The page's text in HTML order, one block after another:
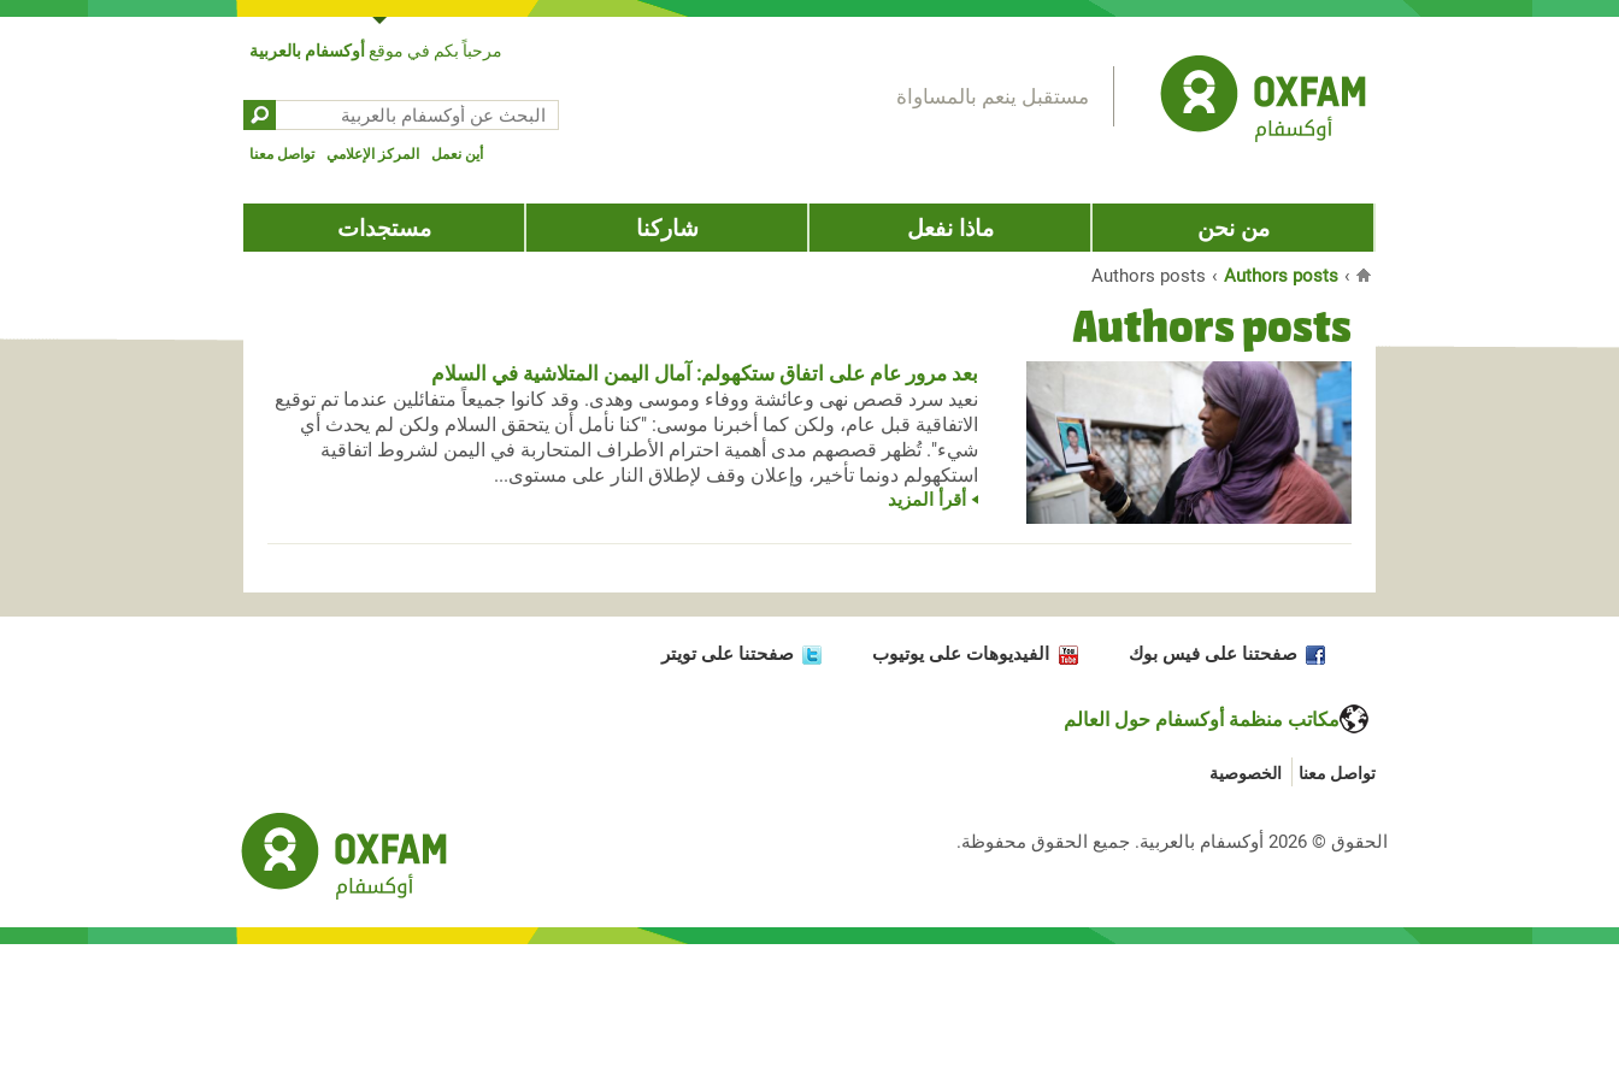
مرحباً بكم في موقع أوكسفام بالعربية
مستقبل ينعم بالمساواة
استمارة البحث
‏البحث عن ‏
أين نعمل المركز الإعلامي تواصل معنا
من نحن ماذا نفعل شاركنا مستجدات
أنت هنا
›
Authors posts
›
Authors posts
Authors posts
بعد مرور عام على اتفاق ستكهولم: آمال اليمن المتلاشية في السلام
نعيد سرد قصص نهى وعائشة ووفاء وموسى وهدى. وقد كانوا جميعاً متفائلين عندما تم توقيع
الاتفاقية قبل عام، ولكن كما أخبرنا موسى: "كنا نأمل أن يتحقق السلام ولكن لم يحدث أي
شيء". تُظهر قصصهم مدى أهمية احترام الأطراف المتحاربة في اليمن لشروط اتفاقية
استكهولم دونما تأخير، وإعلان وقف لإطلاق النار على مستوى...
أقرأ المزيد
صفحتنا على فيس بوك الفيديوهات على يوتيوب صفحتنا على تويتر
مكاتب منظمة أوكسفام حول العالم
تواصل معنا الخصوصية
الحقوق © 2026 أوكسفام بالعربية. جميع الحقوق محفوظة.